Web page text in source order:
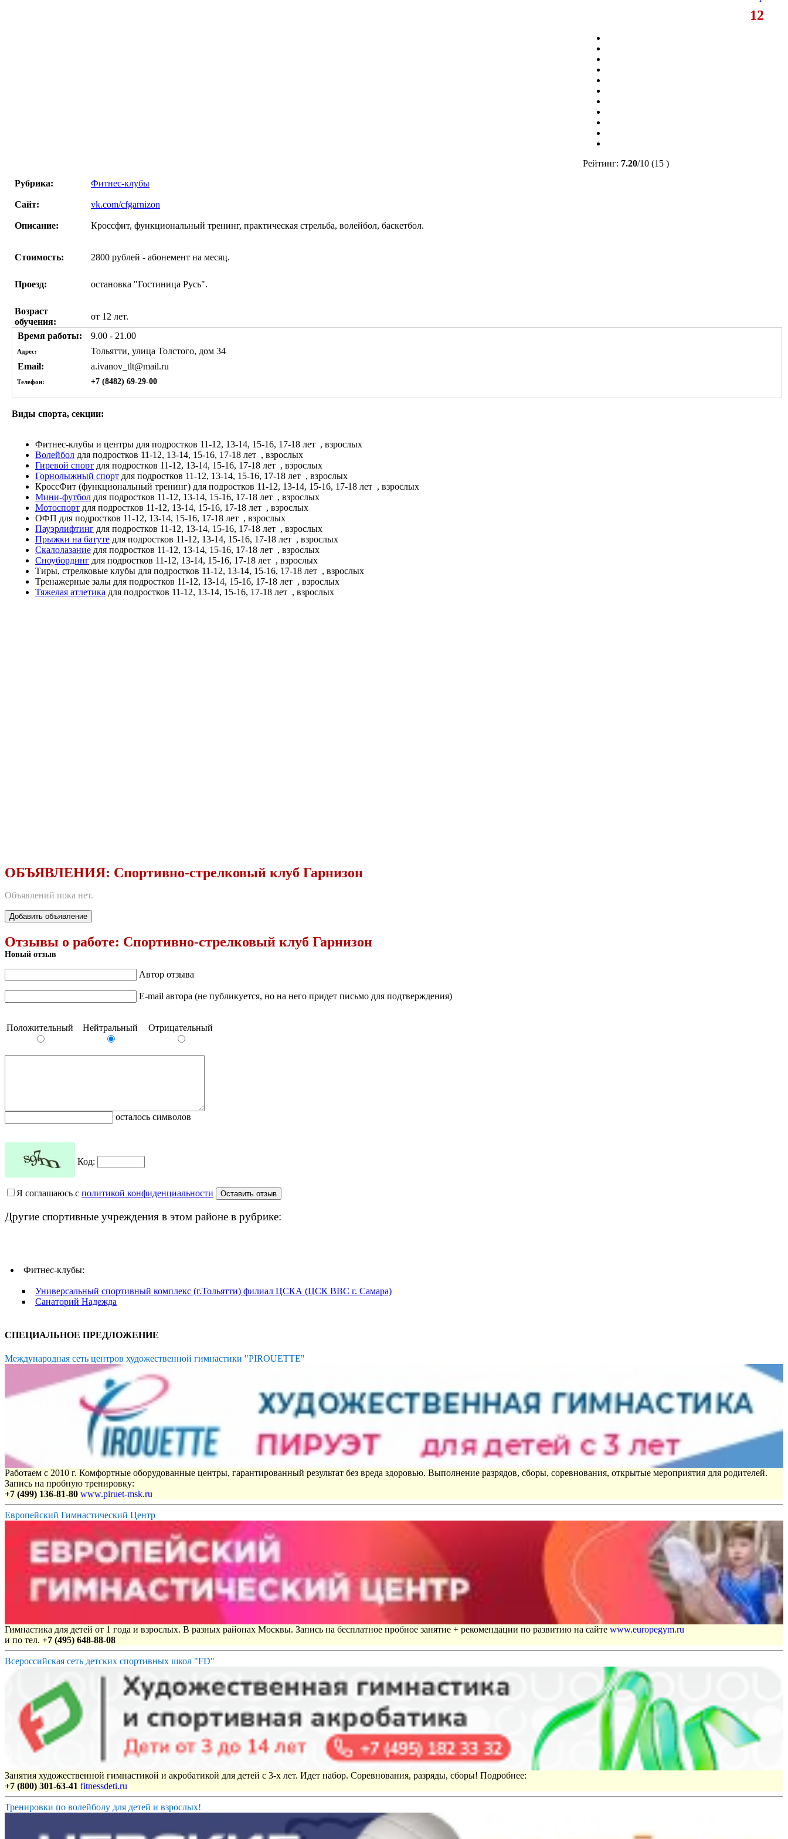
12
Рейтинг: 7.20/10 (15 )
Рубрика:
Фитнес-клубы
Сайт: vk.com/cfgarnizon
Описание: Кроссфит, функциональный тренинг, практическая стрельба, волейбол, баскетбол.
Стоимость: 2800 рублей - абонемент на месяц.
Проезд: остановка "Гостиница Русь".
Возраст
обучения:
от 12 лет.
Время работы:
9.00 - 21.00
Адрес:
Тольятти, улица Толстого, дом 34
Email:
a.ivanov_tlt@mail.ru
Телефон: +7 (8482) 69-29-00
Виды спорта, секции:
Фитнес-клубы и центры для подростков 11-12, 13-14, 15-16, 17-18 лет , взрослых
Волейбол для подростков 11-12, 13-14, 15-16, 17-18 лет , взрослых
Гиревой спорт для подростков 11-12, 13-14, 15-16, 17-18 лет , взрослых
Горнолыжный спорт для подростков 11-12, 13-14, 15-16, 17-18 лет , взрослых
КроссФит (функциональный тренинг) для подростков 11-12, 13-14, 15-16, 17-18 лет , взрослых
Мини-футбол для подростков 11-12, 13-14, 15-16, 17-18 лет , взрослых
Мотоспорт для подростков 11-12, 13-14, 15-16, 17-18 лет , взрослых
ОФП для подростков 11-12, 13-14, 15-16, 17-18 лет , взрослых
Пауэрлифтинг для подростков 11-12, 13-14, 15-16, 17-18 лет , взрослых
Прыжки на батуте для подростков 11-12, 13-14, 15-16, 17-18 лет , взрослых
Скалолазание для подростков 11-12, 13-14, 15-16, 17-18 лет , взрослых
Сноубординг для подростков 11-12, 13-14, 15-16, 17-18 лет , взрослых
Тиры, стрелковые клубы для подростков 11-12, 13-14, 15-16, 17-18 лет , взрослых
Тренажерные залы для подростков 11-12, 13-14, 15-16, 17-18 лет , взрослых
Тяжелая атлетика для подростков 11-12, 13-14, 15-16, 17-18 лет , взрослых
ОБЪЯВЛЕНИЯ: Спортивно-стрелковый клуб Гарнизон
Объявлений пока нет.
Добавить объявление
Отзывы о работе: Спортивно-стрелковый клуб Гарнизон
Новый отзыв
Автор отзыва
E-mail автора (не публикуется, но на него придет письмо для подтверждения)
Положительный Нейтральный Отрицательный
осталось символов
Код:
Я соглашаюсь с политикой конфиденциальности
Другие спортивные учреждения в этом районе в рубрике:
Фитнес-клубы:
Универсальный спортивный комплекс (г.Тольятти) филиал ЦСКА (ЦСК ВВС г. Самара)
Санаторий Надежда
СПЕЦИАЛЬНОЕ ПРЕДЛОЖЕНИЕ
Международная сеть центров художественной гимнастики "PIROUETTE"
Работаем с 2010 г. Комфортные оборудованные центры, гарантированный результат без вреда здоровью. Выполнение разрядов, сборы, соревнования, открытые мероприятия для родителей.
Запись на пробную тренировку:
+7 (499) 136-81-80 www.piruet-msk.ru
Европейский Гимнастический Центр
Гимнастика для детей от 1 года и взрослых. В разных районах Москвы. Запись на бесплатное пробное занятие + рекомендации по развитию на сайте www.europegym.ru
и по тел. +7 (495) 648-88-08
Всероссийская сеть детских спортивных школ "FD"
Занятия художественной гимнастикой и акробатикой для детей с 3-х лет. Идет набор. Соревнования, разряды, сборы! Подробнее:
+7 (800) 301-63-41 fitnessdeti.ru
Тренировки по волейболу для детей и взрослых!